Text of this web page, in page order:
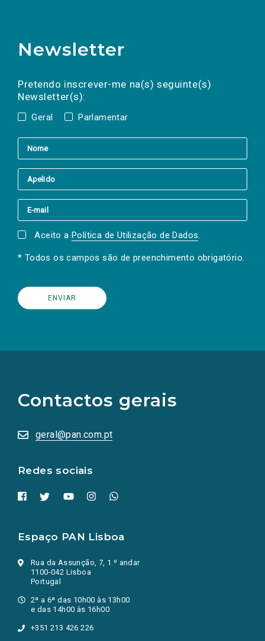
Newsletter
Pretendo inscrever-me na(s) seguinte(s)
Newsletter(s):
Geral Parlamentar
a(s) newsletter(s).
mail
Aceito a Política de Utilização de Dados.
* Todos os campos são de preenchimento obrigatório.
Contactos gerais
geral@pan.com.pt
Redes sociais
redes
sociais
numa
nova
Espaço PAN Lisboa
Rua da Assunção, 7, 1.º andar
1100-042 Lisboa
Portugal
2ª a 6ª das 10h00 às 13h00
e das 14h00 às 16h00
+351 213 426 226